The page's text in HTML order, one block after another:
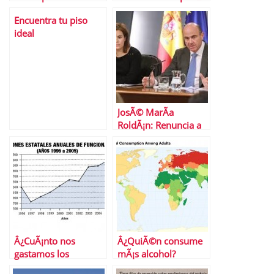
Encuentra tu piso
ideal
JosÃ© MarÃ­a
RoldÃ¡n: Renuncia a
Â¿CuÃ¡nto nos
gastamos los
espaÃ±oles en unas
Â¿QuiÃ©n consume
mÃ¡s alcohol?